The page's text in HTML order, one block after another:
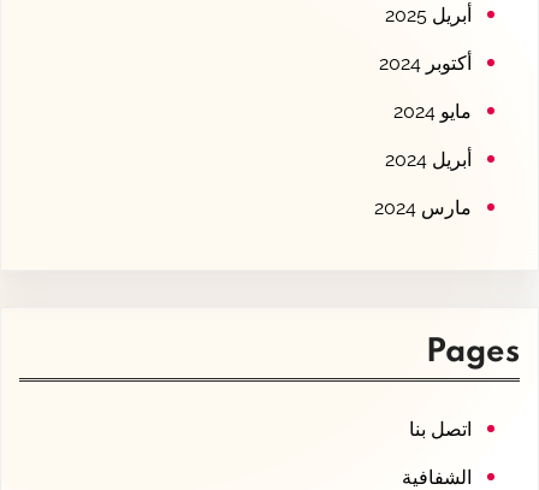
أبريل 2025
أكتوبر 2024
مايو 2024
أبريل 2024
مارس 2024
Pages
اتصل بنا
الشفافية